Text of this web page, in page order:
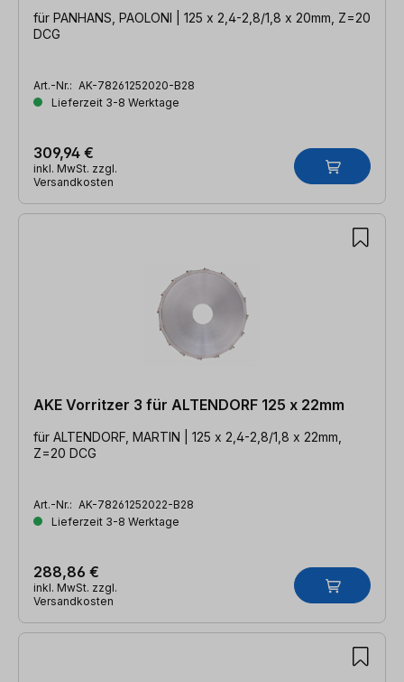
für PANHANS, PAOLONI | 125 x 2,4-2,8/1,8 x 20mm, Z=20
DCG
Art.-Nr.: AK-78261252020-B28
Lieferzeit 3-8 Werktage
309,94 €
inkl. MwSt. zzgl.
Versandkosten
AKE Vorritzer 3 für ALTENDORF 125 x 22mm
für ALTENDORF, MARTIN | 125 x 2,4-2,8/1,8 x 22mm,
Z=20 DCG
Art.-Nr.: AK-78261252022-B28
Lieferzeit 3-8 Werktage
288,86 €
inkl. MwSt. zzgl.
Versandkosten